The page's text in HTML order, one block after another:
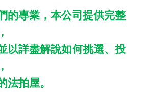
的專業，本公司提供完整
以詳盡解說如何挑選、投
法拍屋。